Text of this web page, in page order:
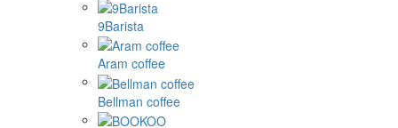
9Barista
Aram coffee
Bellman coffee